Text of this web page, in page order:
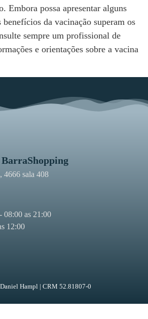
Embora possa apresentar alguns
da vacinação superam os
sempre um profissional de
e orientações sobre a vacina
4666 sala 408
08:00 as 21:00
12:00
Hampl | CRM 52.81807-0